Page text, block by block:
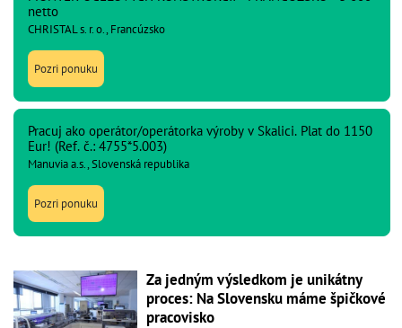
netto
CHRISTAL s. r. o., Francúzsko
Pozri ponuku
Pracuj ako operátor/operátorka výroby v Skalici. Plat do 1150
Eur! (Ref. č.: 4755*5.003)
Manuvia a.s., Slovenská republika
Pozri ponuku
Za jedným výsledkom je unikátny
proces: Na Slovensku máme špičkové
pracovisko